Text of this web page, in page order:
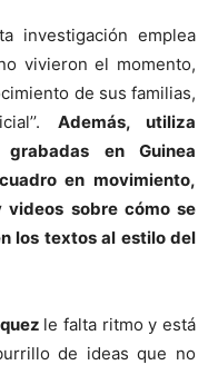
investigación emplea
vivieron el momento,
de sus familias,
Además, utiliza
en Guinea
en movimiento,
sobre cómo se
los textos al estilo del
le falta ritmo y está
de ideas que no